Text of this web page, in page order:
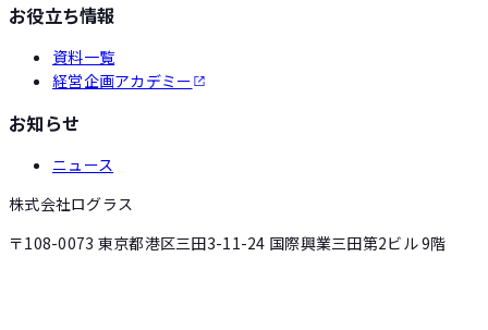
お役立ち情報
資料一覧
経営企画アカデミー
お知らせ
ニュース
株式会社ログラス
〒108-0073 東京都港区三田3-11-24 国際興業三田第2ビル 9階